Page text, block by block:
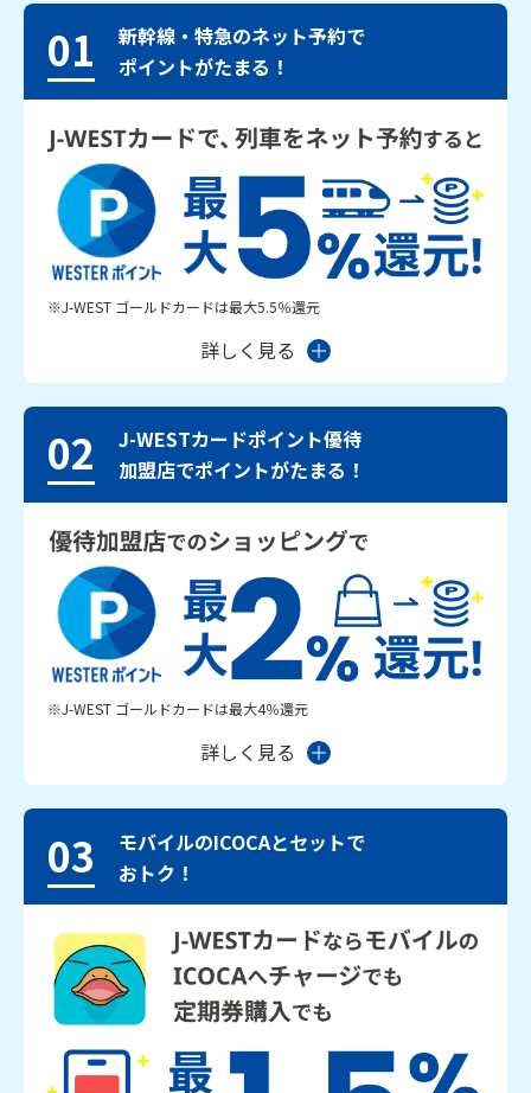
01
新幹線・特急のネット予約で
ポイントがたまる！
※J-WEST ゴールドカードは最大5.5％還元
詳しく見る
02
J-WESTカードポイント優待
加盟店でポイントがたまる！
※J-WEST ゴールドカードは最大4％還元
詳しく見る
03
モバイルのICOCAとセットで
おトク！